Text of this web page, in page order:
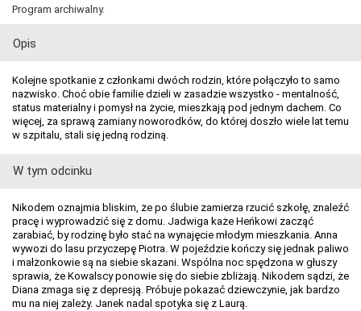
Program archiwalny.
Opis
Kolejne spotkanie z członkami dwóch rodzin, które połączyło to samo
nazwisko. Choć obie familie dzieli w zasadzie wszystko - mentalność,
status materialny i pomysł na życie, mieszkają pod jednym dachem. Co
więcej, za sprawą zamiany noworodków, do której doszło wiele lat temu
w szpitalu, stali się jedną rodziną.
W tym odcinku
Nikodem oznajmia bliskim, że po ślubie zamierza rzucić szkołę, znaleźć
pracę i wyprowadzić się z domu. Jadwiga każe Heńkowi zacząć
zarabiać, by rodzinę było stać na wynajęcie młodym mieszkania. Anna
wywozi do lasu przyczepę Piotra. W pojeździe kończy się jednak paliwo
i małżonkowie są na siebie skazani. Wspólna noc spędzona w głuszy
sprawia, że Kowalscy ponowie się do siebie zbliżają. Nikodem sądzi, że
Diana zmaga się z depresją. Próbuje pokazać dziewczynie, jak bardzo
mu na niej zależy. Janek nadal spotyka się z Laurą.